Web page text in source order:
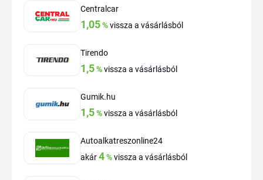
Centralcar
1,05%vissza a vásárlásból
Tirendo
1,5%vissza a vásárlásból
Gumik.hu
1,5%vissza a vásárlásból
Autoalkatreszonline24
akár4%vissza a vásárlásból